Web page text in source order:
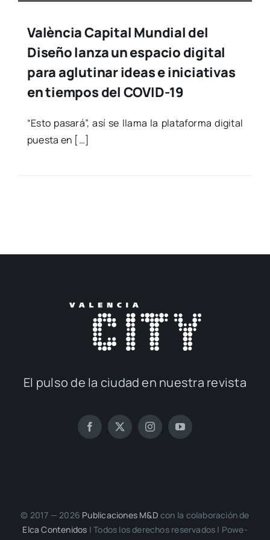
València Capital Mundial del
Diseño lanza un espacio digital
para aglutinar ideas e iniciativas
en tiempos del COVID-19
“Esto pasa­rá”, así se lla­ma la pla­ta­for­ma digi­tal
pues­ta en […]
El pul­so de la ciu­dad en nues­tra revis­ta
© 2017 — 2026 Publi­ca­cio­nes M&D con la cola­bo­ra­ción de
Elca Con­te­ni­dos | Todos los dere­chos reser­va­dos | Powe­